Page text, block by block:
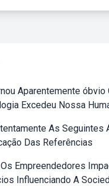
Aparentemente óbvio
Excedeu Nossa
As Seguintes
Das Referências
Empreendedores
Influenciando A